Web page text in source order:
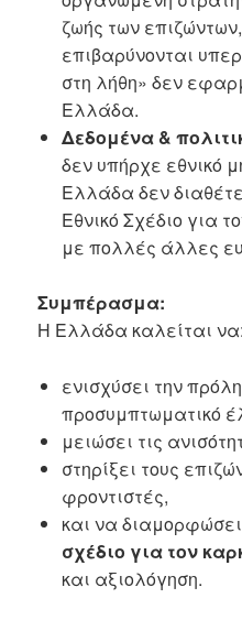
ζωής των
επιβαρύνονται
στη λήθη» δεν
Ελλάδα.
Δεδομένα &
δεν υπήρχε εθνικό
Ελλάδα δεν
Εθνικό Σχέδιο για
με πολλές άλλες
Συμπέρασμα:
Η Ελλάδα καλείται να:
ενισχύσει την
προσυμπτωματικό
μειώσει τις
στηρίξει τους
φροντιστές,
και να
σχέδιο για τον
και αξιολόγηση.